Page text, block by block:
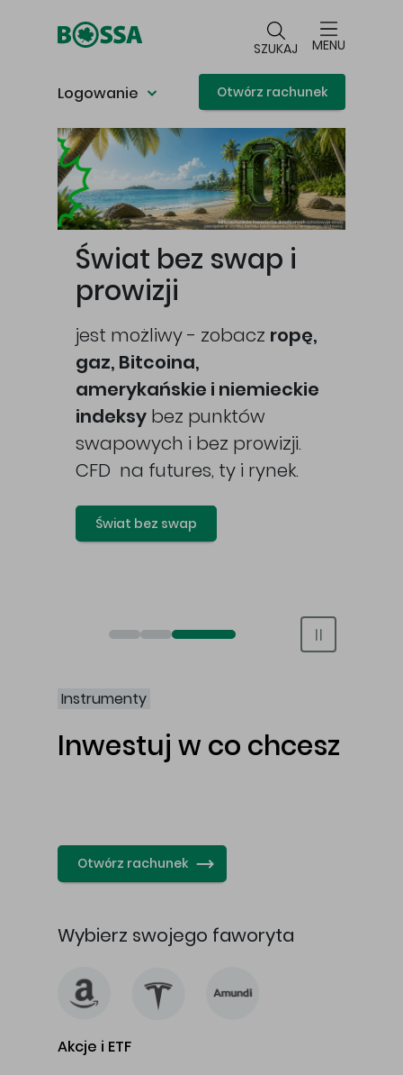
SZUKAJ MENU
Logowanie Otwórz rachunek
Główna treść
Świat bez swap i
prowizji
jest możliwy - zobacz ropę,
gaz, Bitcoina,
amerykańskie i niemieckie
indeksy bez punktów
swapowych i bez prowizji.
CFD na futures, ty i rynek.
Świat bez swap
Otwórz rachunek maklerski online
Otwórz konto IKE/IKZE
Świat bez swap i prowizji
Instrumenty
Inwestuj w co chcesz
Otwórz rachunek
Wybierz swojego faworyta
Akcje i ETF